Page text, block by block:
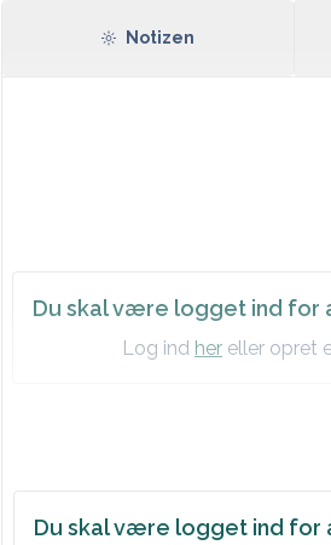
Du skal være logget ind for
Log ind her eller opret
Notizen
Du skal være logget ind for